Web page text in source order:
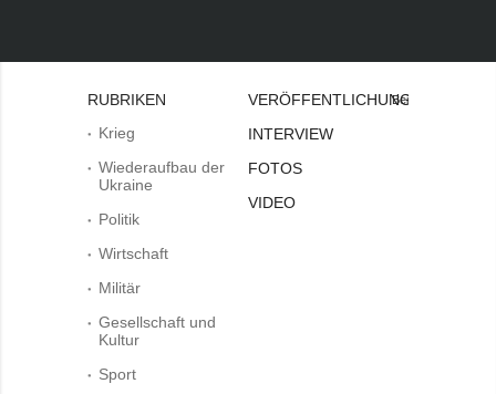
RUBRIKEN
Krieg
Wiederaufbau der
Ukraine
Politik
Wirtschaft
Militär
Gesellschaft und
Kultur
Sport
VERÖFFENTLICHUNGEN
INTERVIEW
FOTOS
VIDEO
Bei